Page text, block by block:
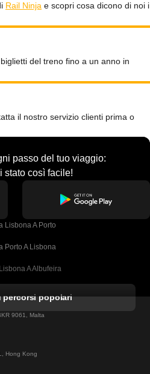
Rail Ninja e scopri cosa dicono di noi i
del treno fino a un anno in
il nostro servizio clienti prima o
passo del tuo viaggio:
stato così facile!
Lisbona A Porto
Porto A Lisbona
A Albufeira
A Lagos
A Madrid
percorsi popolari
9061, Malta
Hong Kong